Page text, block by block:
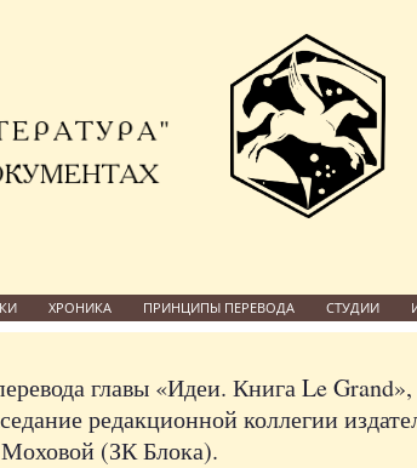
ХРОНИКА ПРИНЦИПЫ ПЕРЕВОДА СТУДИИ
главы «Идеи. Книга Le Grand»,
редакционной коллегии
Моховой (ЗК Блока).